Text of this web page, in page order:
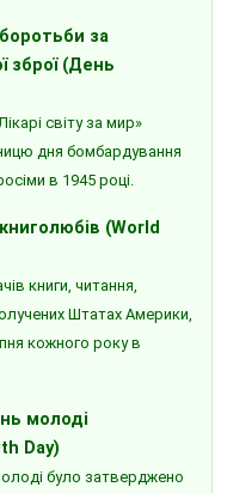
за
зброї (День
світу за мир»
дня бомбардування
в 1945 році.
(World
книги, читання,
Штатах Америки,
кожного року в
молоді
Day)
було затверджено